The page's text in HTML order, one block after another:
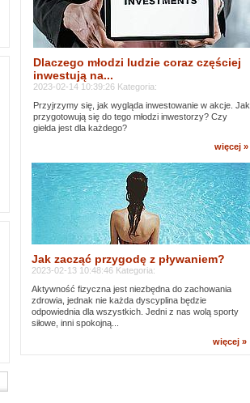
Dlaczego młodzi ludzie coraz częściej
inwestują na...
2023-02-14 10:39:26 Kategoria:
Przyjrzymy się, jak wygląda inwestowanie w akcje. Jak
przygotowują się do tego młodzi inwestorzy? Czy
giełda jest dla każdego?
więcej »
Jak zacząć przygodę z pływaniem?
2023-02-13 10:48:46 Kategoria:
Aktywność fizyczna jest niezbędna do zachowania
zdrowia, jednak nie każda dyscyplina będzie
odpowiednia dla wszystkich. Jedni z nas wolą sporty
siłowe, inni spokojną...
więcej »